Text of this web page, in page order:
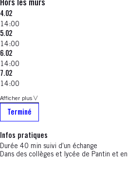
Hors les murs
4.02
14:00
5.02
14:00
6.02
14:00
7.02
14:00
Afficher plus
Terminé
Infos pratiques
Durée 40 min suivi d’un échange
Dans des collèges et lycée de Pantin et